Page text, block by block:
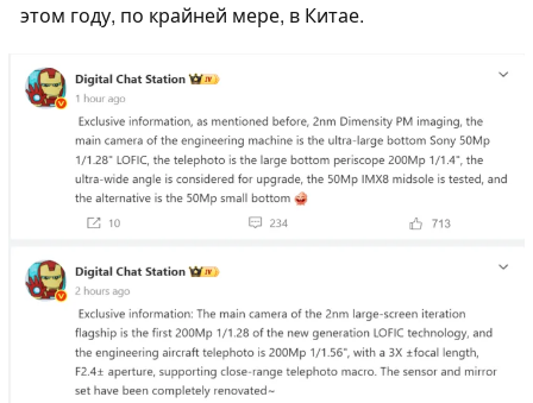
этом году, по крайней мере, в Китае.